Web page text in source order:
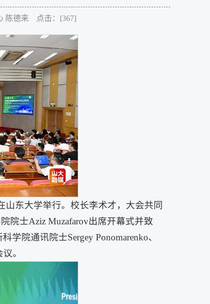
陈德来 点击：[367]
东大学举行。校长李术才，大会共同
院士Aziz Muzafarov出席开幕式并致
院通讯院士Sergey Ponomarenko、
。